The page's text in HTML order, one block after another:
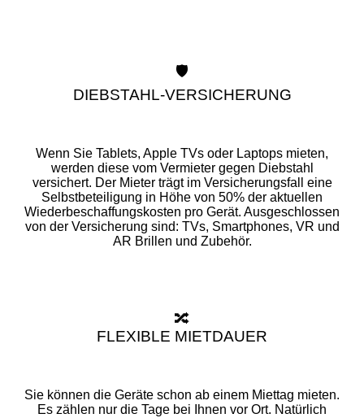
🛡️
DIEBSTAHL-VERSICHERUNG
Wenn Sie Tablets, Apple TVs oder Laptops mieten,
werden diese vom Vermieter gegen Diebstahl
versichert. Der Mieter trägt im Versicherungsfall eine
Selbstbeteiligung in Höhe von 50% der aktuellen
Wiederbeschaffungskosten pro Gerät. Ausgeschlossen
von der Versicherung sind: TVs, Smartphones, VR und
AR Brillen und Zubehör.
🔀
FLEXIBLE MIETDAUER
Sie können die Geräte schon ab einem Miettag mieten.
Es zählen nur die Tage bei Ihnen vor Ort. Natürlich